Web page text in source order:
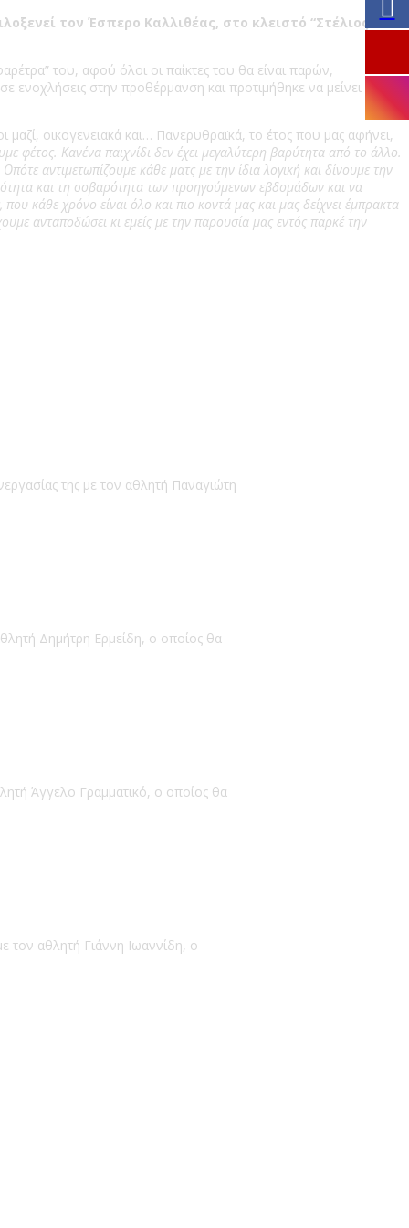
τον Έσπερο Καλλιθέας, στο κλειστό “Στέλιος
του, αφού όλοι οι παίκτες του θα είναι παρών,
στην προθέρμανση και προτιμήθηκε να μείνει
οικογενειακά και… Πανερυθραϊκά, το έτος που μας αφήνει,
φέτος. Κανένα παιχνίδι δεν έχει μεγαλύτερη βαρύτητα από το άλλο.
αντιμετωπίζουμε κάθε ματς με την ίδια λογική και δίνουμε την
και τη σοβαρότητα των προηγούμενων εβδομάδων και να
κάθε χρόνο είναι όλο και πιο κοντά μας και μας δείχνει έμπρακτα
ανταποδώσει κι εμείς με την παρουσία μας εντός παρκέ την
της με τον αθλητή Παναγιώτη
Δημήτρη Ερμείδη, ο οποίος θα
Άγγελο Γραμματικό, ο οποίος θα
τον αθλητή Γιάννη Ιωαννίδη, ο